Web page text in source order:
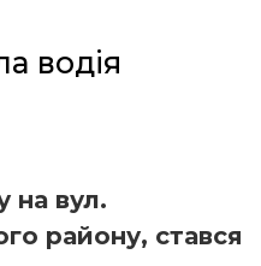
водія
на вул.
району, стався